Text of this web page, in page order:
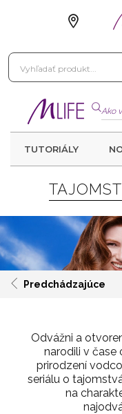
TUTORIÁLY
Predchádzajúce
Odvážni a
narodili v čase
prirodzení
seriálu o
na